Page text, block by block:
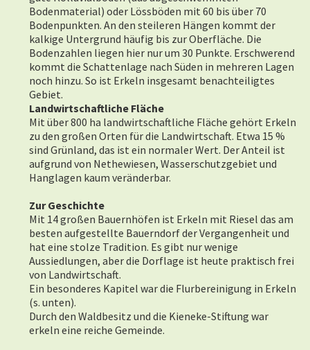
Bodenmaterial) oder Lössböden mit 60 bis über 70
Bodenpunkten. An den steileren Hängen kommt der
kalkige Untergrund häufig bis zur Oberfläche. Die
Bodenzahlen liegen hier nur um 30 Punkte. Erschwerend
kommt die Schattenlage nach Süden in mehreren Lagen
noch hinzu. So ist Erkeln insgesamt benachteiligtes
Gebiet.
Landwirtschaftliche Fläche
Mit über 800 ha landwirtschaftliche Fläche gehört Erkeln
zu den großen Orten für die Landwirtschaft. Etwa 15 %
sind Grünland, das ist ein normaler Wert. Der Anteil ist
aufgrund von Nethewiesen, Wasserschutzgebiet und
Hanglagen kaum veränderbar.
Zur Geschichte
Mit 14 großen Bauernhöfen ist Erkeln mit Riesel das am
besten aufgestellte Bauerndorf der Vergangenheit und
hat eine stolze Tradition. Es gibt nur wenige
Aussiedlungen, aber die Dorflage ist heute praktisch frei
von Landwirtschaft.
Ein besonderes Kapitel war die Flurbereinigung in Erkeln
(s. unten).
Durch den Waldbesitz und die Kieneke-Stiftung war
erkeln eine reiche Gemeinde.